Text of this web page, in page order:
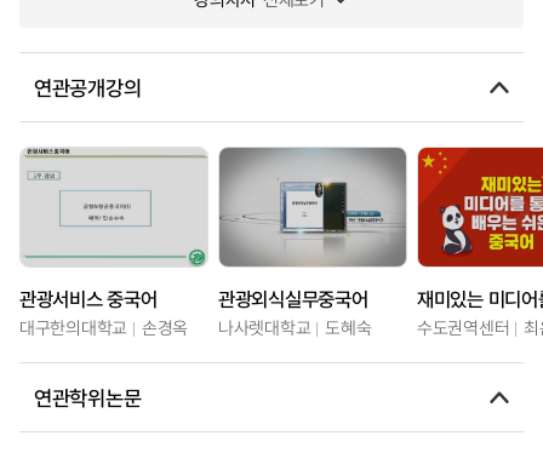
연관공개강의
관광서비스 중국어
대구한의대학교 손경옥
관광외식실무중국어
나사렛대학교 도혜숙 수도권역센터
연관학위논문